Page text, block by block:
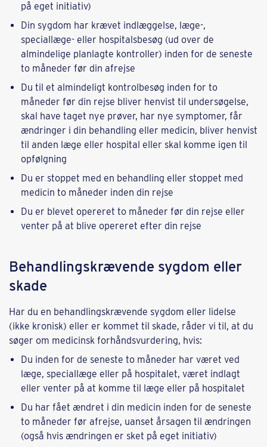
på eget initiativ)
Din sygdom har krævet indlæggelse, læge-,
speciallæge- eller hospitalsbesøg (ud over de
almindelige planlagte kontroller) inden for de seneste
to måneder før din afrejse
Du til et almindeligt kontrolbesøg inden for to
måneder før din rejse bliver henvist til undersøgelse,
skal have taget nye prøver, har nye symptomer, får
ændringer i din behandling eller medicin, bliver henvist
til anden læge eller hospital eller skal komme igen til
opfølgning
Du er stoppet med en behandling eller stoppet med
medicin to måneder inden din rejse
Du er blevet opereret to måneder før din rejse eller
venter på at blive opereret efter din rejse
Behandlingskrævende sygdom eller
skade
Har du en behandlingskrævende sygdom eller lidelse
(ikke kronisk) eller er kommet til skade, råder vi til, at du
søger om medicinsk forhåndsvurdering, hvis:
Du inden for de seneste to måneder har været ved
læge, speciallæge eller på hospitalet, været indlagt
eller venter på at komme til læge eller på hospitalet
Du har fået ændret i din medicin inden for de seneste
to måneder før afrejse, uanset årsagen til ændringen
(også hvis ændringen er sket på eget initiativ)